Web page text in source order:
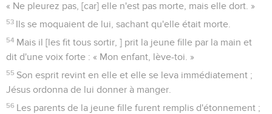
« Ne pleurez pas, [car] elle n'est pas morte, mais elle dort. »
53 Ils se moquaient de lui, sachant qu'elle était morte.
54 Mais il [les fit tous sortir, ] prit la jeune fille par la main et
dit d'une voix forte : « Mon enfant, lève-toi. »
55 Son esprit revint en elle et elle se leva immédiatement ;
Jésus ordonna de lui donner à manger.
56 Les parents de la jeune fille furent remplis d'étonnement ;